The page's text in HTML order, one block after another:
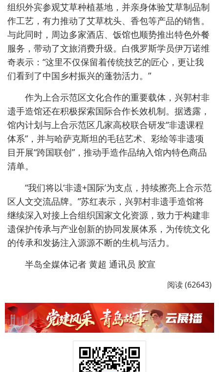
组织外宾参观艾草种植基地，并亲身体验艾草制品制
作工艺，有力推动了艾草枕头、香包等产品的销售。
与此同时，周边多家酒店、饭馆也顺势推出特色外餐
服务，带动了文旅消费升级。白俄罗斯学员伊万诺维
奇表示：“这里不仅保留着传统技艺的匠心，更让我
们看到了中国乡村振兴的蓬勃活力。”
作为上合示范区文化合作的重要载体，兴郭村非
遗手造馆还在积极探索国际合作长效机制。据透露，
馆内计划与上合示范区几家高校联合研发“非遗课程
体系”，并与哈萨克斯坦的毛毡艺术、彩绘等非遗项
目开展“跨国联创”，推动手造作品纳入馆内特色商品
清单。
“我们将以‘非遗+国际’为支点，持续擦亮上合示范
区人文交流品牌。”苏红表示，兴郭村非遗手造馆将
继续深入对接上合组织国家文化资源，致力于构建非
遗保护传承与产业创新的协同发展体系，为传统文化
的传承和发扬注入源源不断的生机与活力。
半岛全媒体记者 黄超 通讯员 胶宣
阅读 (62643)